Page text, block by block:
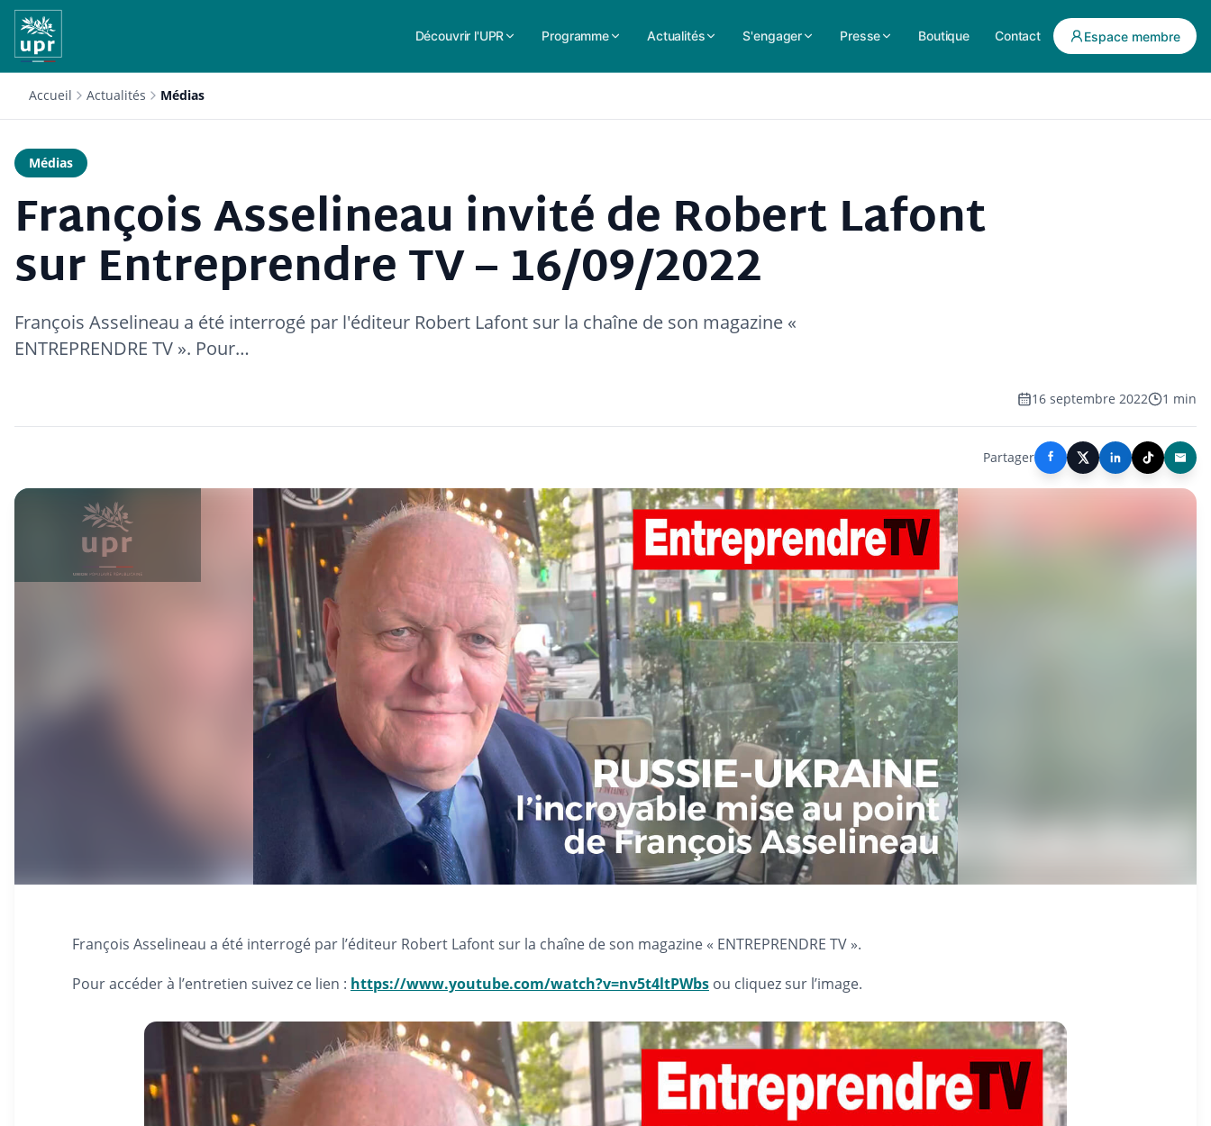
Découvrir l'UPR Programme Actualités S'engager Presse Boutique Contact Espace membre
Accueil Actualités Médias
Médias
François Asselineau invité de Robert Lafont
sur Entreprendre TV – 16/09/2022
François Asselineau a été interrogé par l'éditeur Robert Lafont sur la chaîne de son magazine «
ENTREPRENDRE TV ». Pour…
16 septembre 2022 1 min
Partager
François Asselineau a été interrogé par l’éditeur Robert Lafont sur la chaîne de son magazine « ENTREPRENDRE TV ».
Pour accéder à l’entretien suivez ce lien : https://www.youtube.com/watch?v=nv5t4ltPWbs ou cliquez sur l’image.